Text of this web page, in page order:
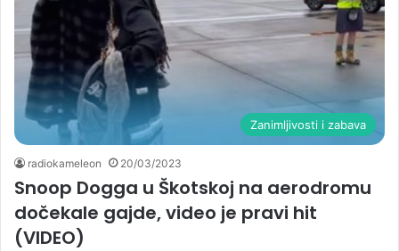
Zanimljivosti i zabava
radiokameleon 20/03/2023
Snoop Dogga u Škotskoj na aerodromu
dočekale gajde, video je pravi hit
(VIDEO)